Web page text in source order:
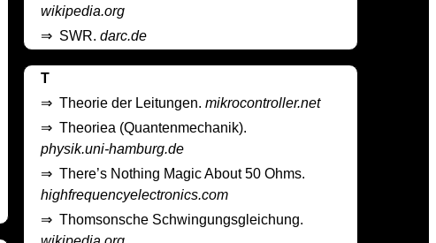
wikipedia.org
⇒ SWR.darc.de
T
⇒Theorie der Leitungen.mikrocontroller.net
⇒Theoriea (Quantenmechanik).
physik.uni-hamburg.de
⇒There’s Nothing Magic About 50 Ohms.
highfrequencyelectronics.com
⇒Thomsonsche Schwingungsgleichung.